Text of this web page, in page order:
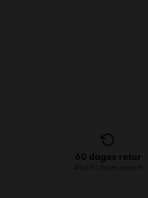
60 dages retur
Altid 60 dages returret